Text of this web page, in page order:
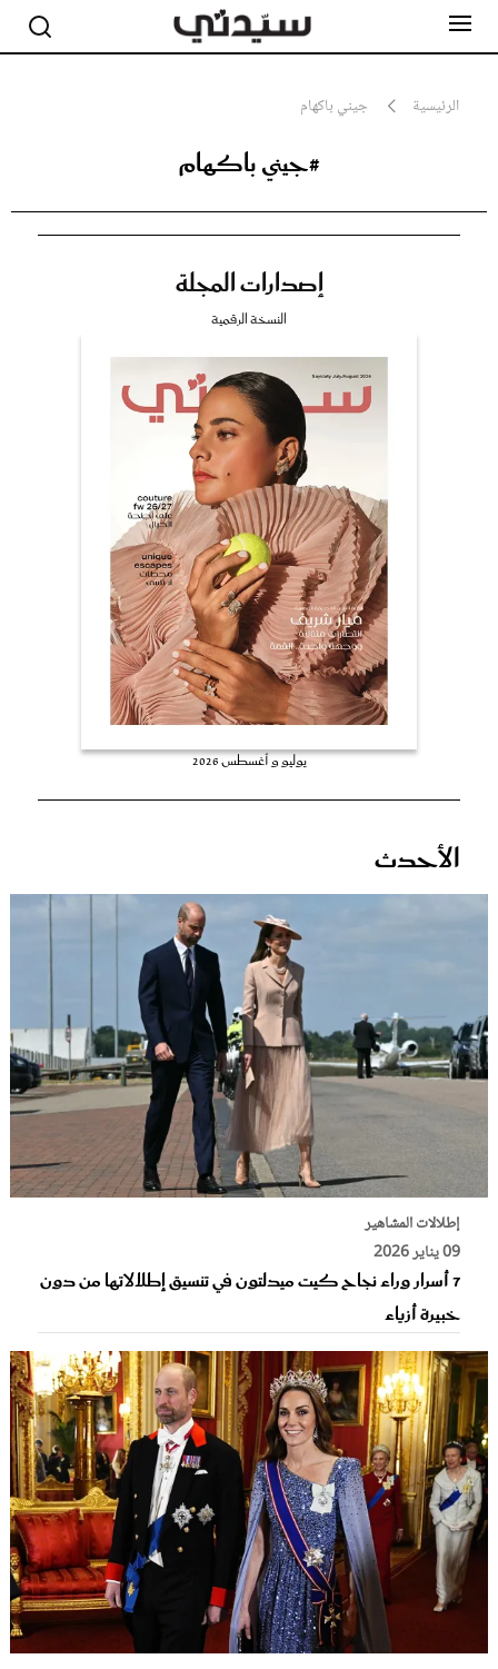
الرئيسية جيني باكهام
#جيني باكهام
إصدارات المجلة
النسخة الرقمية
يوليو و أغسطس 2026
الأحدث
إطلالات المشاهير
09 يناير 2026
7 أسرار وراء نجاح كيت ميدلتون في تنسيق إطلالاتها من دون
خبيرة أزياء
جمال
صحة ورشاقة
عروس سيدتي
غلاف رفمي